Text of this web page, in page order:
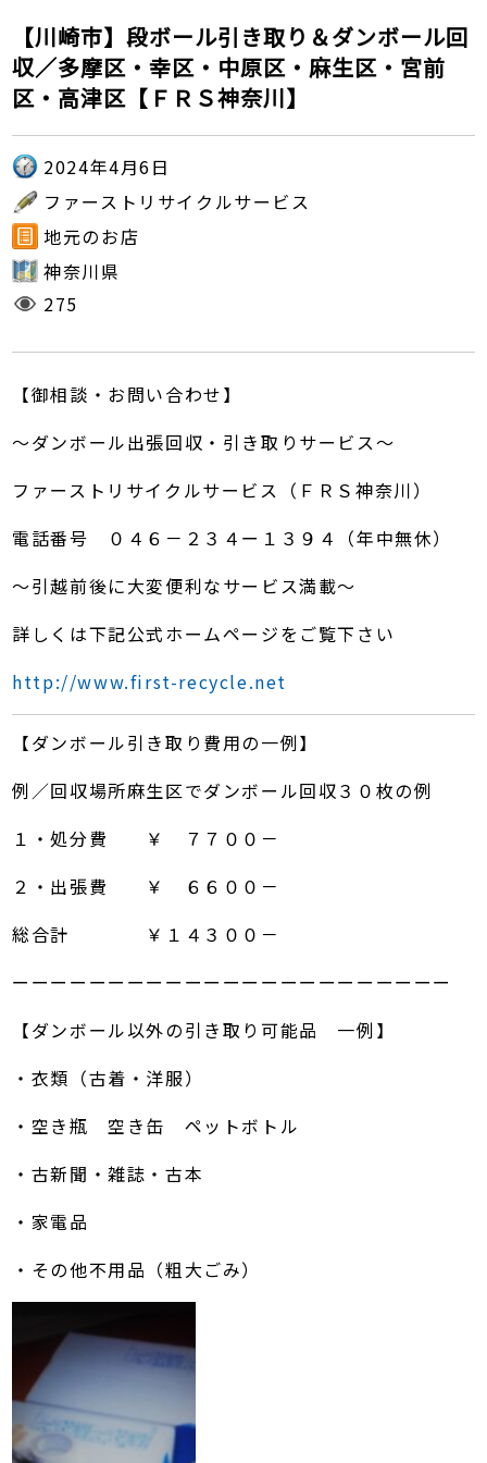
【川崎市】段ボール引き取り＆ダンボール回
収／多摩区・幸区・中原区・麻生区・宮前
区・高津区【ＦＲＳ神奈川】
2024年4月6日
ファーストリサイクルサービス
地元のお店
神奈川県
275
【御相談・お問い合わせ】
～ダンボール出張回収・引き取りサービス～
ファーストリサイクルサービス（ＦＲＳ神奈川）
電話番号 ０４６－２３４ー１３９４（年中無休）
～引越前後に大変便利なサービス満載～
詳しくは下記公式ホームページをご覧下さい
http://www.first-recycle.net
【ダンボール引き取り費用の一例】
例／回収場所麻生区でダンボール回収３０枚の例
１・処分費 ￥ ７７００－
２・出張費 ￥ ６６００－
総合計 ￥１４３００－
ーーーーーーーーーーーーーーーーーーーーーーー
【ダンボール以外の引き取り可能品 一例】
・衣類（古着・洋服）
・空き瓶 空き缶 ペットボトル
・古新聞・雑誌・古本
・家電品
・その他不用品（粗大ごみ）